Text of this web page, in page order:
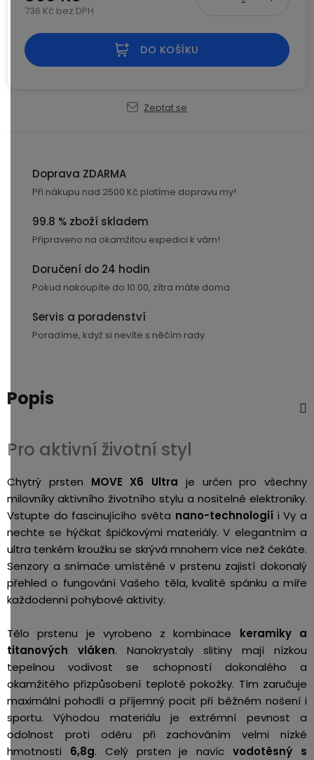
USB-
A
/
USB-
C
/
Lightning
3,5mm
736 Kč bez DPH
DO KOŠÍKU
Zeptat se
Doprava ZDARMA
Při nákupu nad 2500 Kč platíme dopravu my!
99.8 % zboží skladem
Připraveno na okamžitou expedici k vám!
Doručení do 24 hodin
Pokud nakoupíte do 10:00, zítra máte doma
Servis a poradenství
Poradíme, když si nevíte s něčím rady
Popis
Pro aktivní životní styl
Chytrý prsten MOVE X6 Ultra je určen pro všechny
milovníky aktivního životního stylu a nositelné elektroniky.
Vstupte do fascinujícího světa nano-technologiíi Vy a
nechte se hýčkat špičkovými materiály.V elegantním a
ultra tenkém kroužku se skrývá mnohem více než čekáte.
Senzory a snímače umístěné v prstenu zajistí dokonalý
přehled o fungování Vašeho těla, kvalitě spánku a míře
každodenní pohybové aktivity.
Tělo prstenu je vyrobeno z kombinace keramiky a
titanových vláken. Nanokrystaly slitiny mají nízkou
tepelnou vodivost se schopností dokonalého a
okamžitého přizpůsobení teplotě pokožky. Tím zaručuje
maximální pohodlí a příjemný pocit při běžném nošení i
sportu. Výhodou materiálu je extrémní pevnost a
odolnost proti oděru při zachováním velmi nízké
hmotnosti 6,8g. Celý prsten je navícvodotěsný s